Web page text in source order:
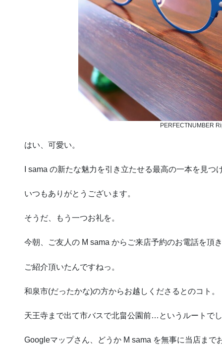
PERFECTNUMBER
はい、可愛い。
I sama の新たな魅力を引き立たせる最高の一本を見
いつもありがとうございます。
そうだ、もう一つお礼を。
今朝、ご友人の M sama からご来店予約のお電話を頂
ご紹介頂いたんですねっ。
和泉市(だったかな)の方からお越しくださるとのコト。
天王寺まで出て市バスで北畠公園前…というルートで
Googleマップさん、どうか M sama を無事に当店まで